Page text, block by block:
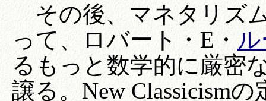
その後、マネタリズム
って、ロバート・E・
るもっと数学的に厳密
譲る。New Classicism